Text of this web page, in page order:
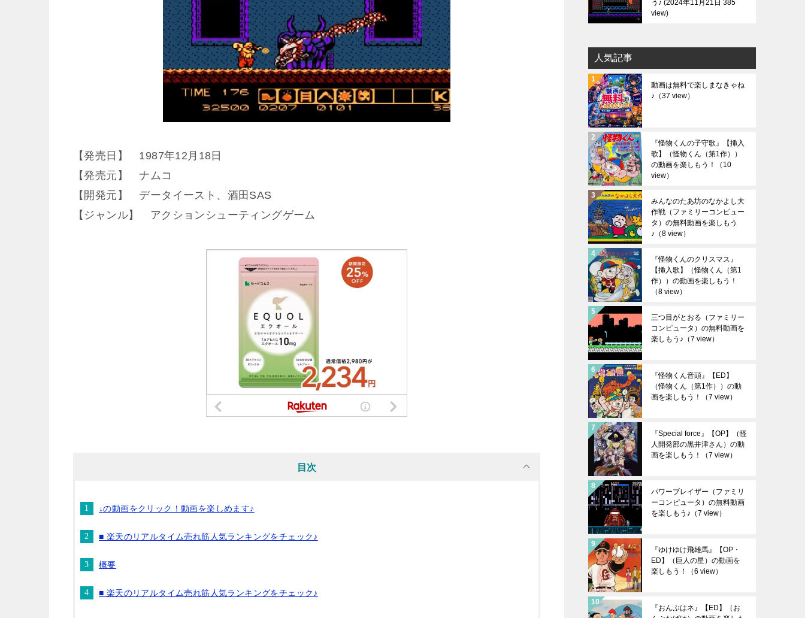
【発売日】 1987年12月18日
【発売元】 ナムコ
【開発元】 データイースト、酒田SAS
【ジャンル】 アクションシューティングゲーム
目次
↓の動画をクリック！動画を楽しめます♪
■ 楽天のリアルタイム売れ筋人気ランキングをチェック♪
概要
■ 楽天のリアルタイム売れ筋人気ランキングをチェック♪
う♪ 2024年11月21日 385
view
人気記事
動画は無料で楽しまなきゃね
♪ （37 view）
『怪物くんの子守歌』【挿入
歌】（怪物くん（第1作））
の動画を楽しもう！
（10
view）
みんなのたあ坊のなかよし大
作戦（ファミリーコンピュー
タ）の無料動画を楽しもう
♪ （8 view）
『怪物くんのクリスマス』
【挿入歌】（怪物くん（第1
作））の動画を楽しもう！
（8 view）
三つ目がとおる（ファミリー
コンピュータ）の無料動画を
楽しもう♪ （7 view）
『怪物くん音頭』【ED】
（怪物くん（第1作））の動
画を楽しもう！
（7 view）
『Special force』【OP】（怪
人開発部の黒井津さん）の動
画を楽しもう！
（7 view）
パワーブレイザー（ファミリ
ーコンピュータ）の無料動画
を楽しもう♪ （7 view）
『ゆけゆけ飛雄馬』【OP・
ED】（巨人の星）の動画を
楽しもう！
（6 view）
『おんぶはネ』【ED】（お